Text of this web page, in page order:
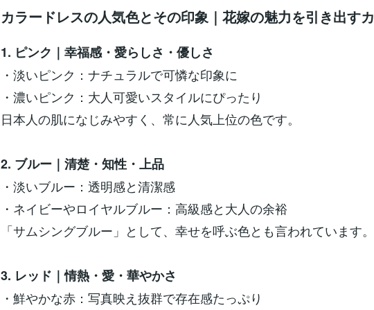
カラードレスの人気色とその印象｜花嫁の魅力を引き出す
1. ピンク｜幸福感・愛らしさ・優しさ
・淡いピンク：ナチュラルで可憐な印象に
・濃いピンク：大人可愛いスタイルにぴったり
日本人の肌になじみやすく、常に人気上位の色です。
2. ブルー｜清楚・知性・上品
・淡いブルー：透明感と清潔感
・ネイビーやロイヤルブルー：高級感と大人の余裕
「サムシングブルー」として、幸せを呼ぶ色とも言われています。
3. レッド｜情熱・愛・華やかさ
・鮮やかな赤：写真映え抜群で存在感たっぷり